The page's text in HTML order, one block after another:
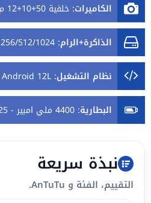
الكاميرات: خلفية 50+10+12 م.ب/ امامية 4+10 م.ب.
الذاكرة+الرام: 256/512/1024 + 12 جيجابايت
نظام التشغيل:
Android 12L
البطارية: 4400 ملي امبير - 25 واط
نبذة سريعة
التقييم، الفئة و AnTuTu.